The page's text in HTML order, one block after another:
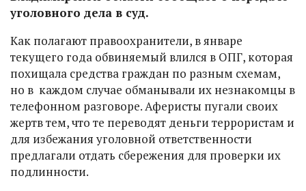
уголовного дела в суд.
Как полагают правоохранители, в январе
текущего года обвиняемый влился в ОПГ, которая
похищала средства граждан по разным схемам,
но в каждом случае обманывали их незнакомцы в
телефонном разговоре. Аферисты пугали своих
жертв тем, что те переводят деньги террористам и
для избежания уголовной ответственности
предлагали отдать сбережения для проверки их
подлинности.